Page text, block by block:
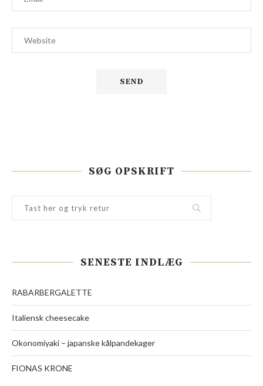
SØG OPSKRIFT
SENESTE INDLÆG
RABARBERGALETTE
Italiensk cheesecake
Okonomiyaki – japanske kålpandekager
FIONAS KRONE